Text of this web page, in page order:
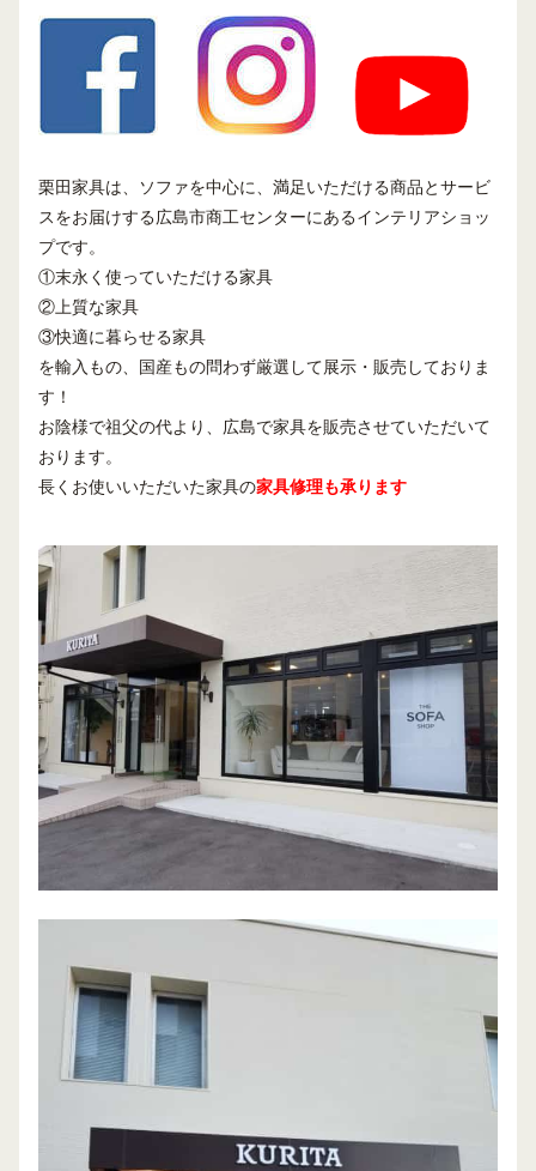
栗田家具は、ソファを中心に、満足いただける商品とサービ
スをお届けする広島市商工センターにあるインテリアショッ
プです。
①末永く使っていただける家具
②上質な家具
③快適に暮らせる家具
を輸入もの、国産もの問わず厳選して展示・販売しておりま
す！
お陰様で祖父の代より、広島で家具を販売させていただいて
おります。
長くお使いいただいた家具の家具修理も承ります